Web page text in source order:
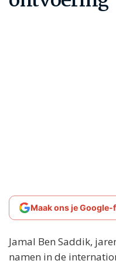
Maak ons je
Jamal Ben Saddik,
namen in de